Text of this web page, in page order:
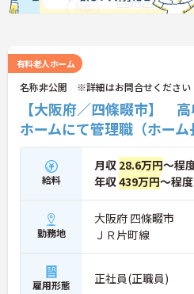
有料老人ホーム
名称非公開 ※詳細はお問合せください
【大阪府／四條畷市】
ホームにて管理職（ホーム
給料
月収 28.6万円～程
年収439万円～程度
勤務地
大阪府 四條畷市
ＪＲ片町線
雇用形態 正社員(正職員)